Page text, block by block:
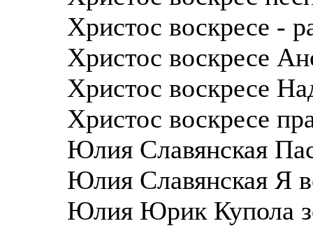
Христос воскресе -
Христос воскресе
Христос воскресе
Христос воскресе
Юлия Славянская
Юлия Славянская Я
Юлия Юрик Купола